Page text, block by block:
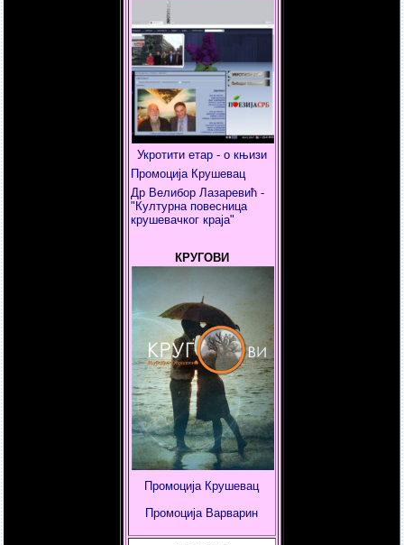
Укротити етар - о књизи
Промоција Крушевац
Др Велибор Лазаревић -
"Културна повесница
крушевачког краја"
КРУГОВИ
Промоција Крушевац
ПромоцијаВарварин